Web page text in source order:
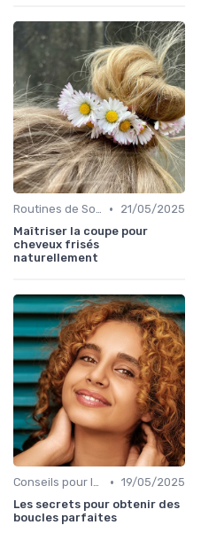
Routines de Soins Capillaires •
21/05/2025
Maîtriser la coupe pour
cheveux frisés
naturellement
Conseils pour le Coiffage • 19/05/2025
Les secrets pour obtenir des
boucles parfaites